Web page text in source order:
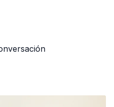
de los chakras cada día
nidra-para-los-7-chakras/